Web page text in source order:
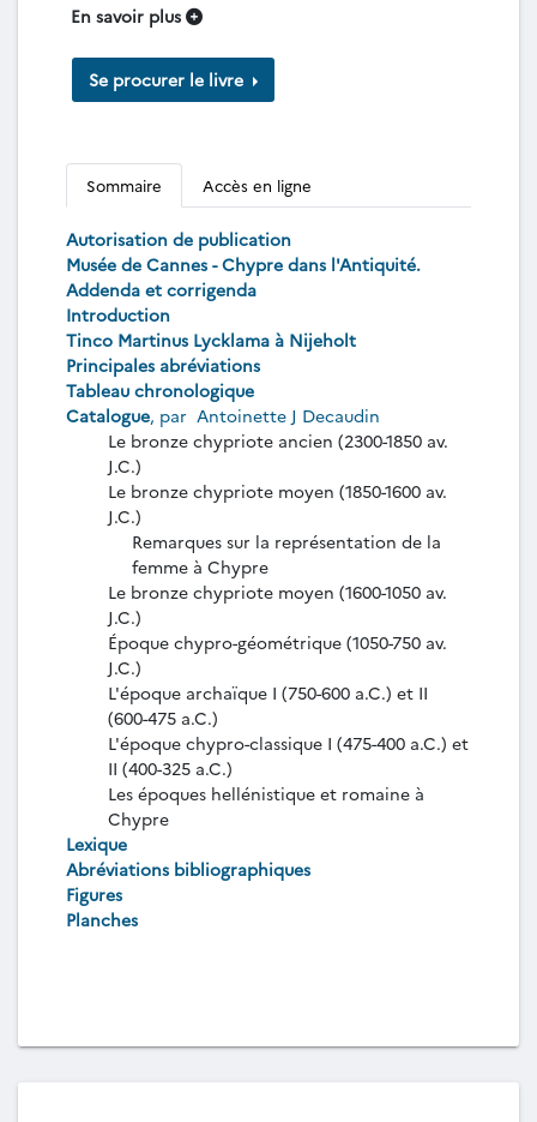
En savoir plus
Se procurer le livre
Sommaire Accès en ligne
Autorisation de publication
Musée de Cannes - Chypre dans l'Antiquité.
Addenda et corrigenda
Introduction
Tinco Martinus Lycklama à Nijeholt
Principales abréviations
Tableau chronologique
Catalogue, par Antoinette J Decaudin
Le bronze chypriote ancien (2300-1850 av.
J.C.)
Le bronze chypriote moyen (1850-1600 av.
J.C.)
Remarques sur la représentation de la
femme à Chypre
Le bronze chypriote moyen (1600-1050 av.
J.C.)
Époque chypro-géométrique (1050-750 av.
J.C.)
L'époque archaïque I (750-600 a.C.) et II
(600-475 a.C.)
L'époque chypro-classique I (475-400 a.C.) et
II (400-325 a.C.)
Les époques hellénistique et romaine à
Chypre
Lexique
Abréviations bibliographiques
Figures
Planches